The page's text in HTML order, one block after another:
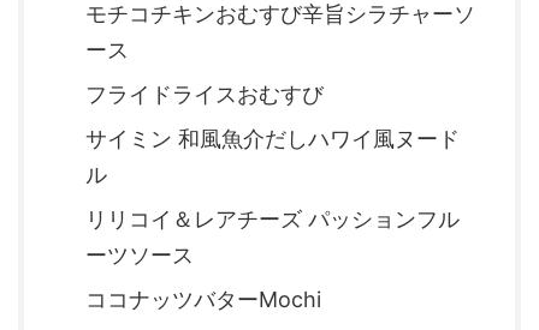
モチコチキンおむすび辛旨シラチャーソ
ース
フライドライスおむすび
サイミン 和風魚介だしハワイ風ヌード
ル
リリコイ＆レアチーズ パッションフル
ーツソース
ココナッツバターMochi